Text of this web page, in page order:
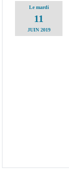
Lemardi
11
JUIN 2019